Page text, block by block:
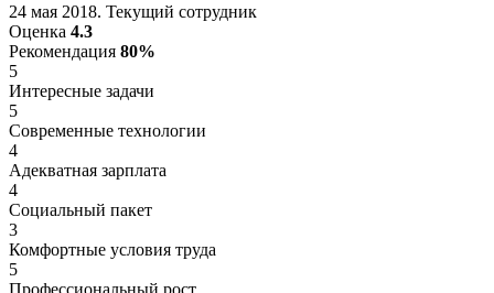
24 мая 2018. Текущий сотрудник
Оценка 4.3
Рекомендация 80%
5
Интересные задачи
5
Современные технологии
4
Адекватная зарплата
4
Социальный пакет
3
Комфортные условия труда
5
Профессиональный рост